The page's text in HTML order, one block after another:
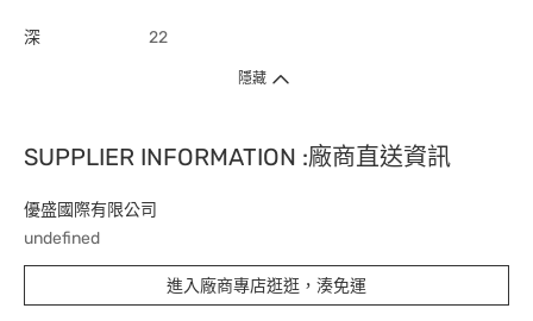
深 22
隱藏
SUPPLIER INFORMATION :廠商直送資訊
優盛國際有限公司
undefined
進入廠商專店逛逛，湊免運